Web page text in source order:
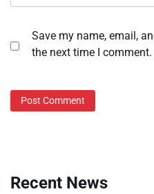
Save my name, email,
the next time I comment.
Recent News